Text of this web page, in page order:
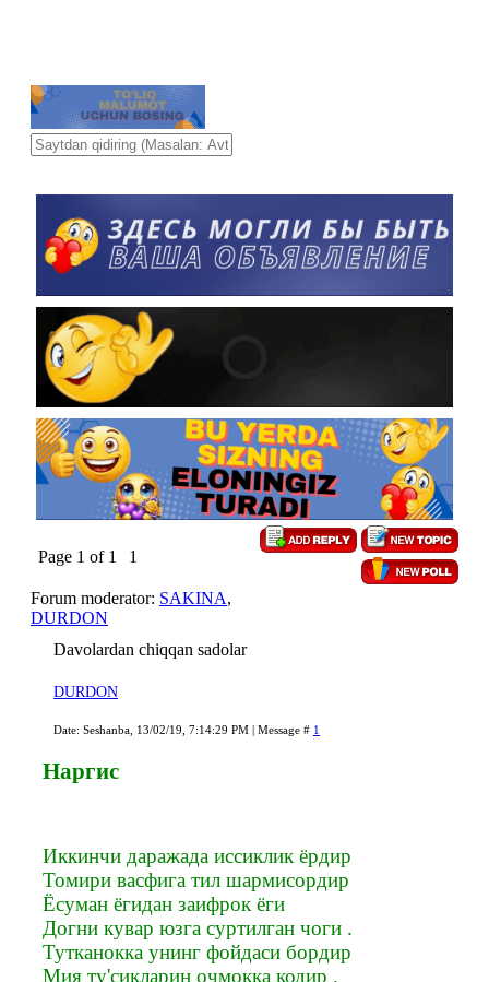
Page 1 of 1 1
Forum moderator: SAKINA,
DURDON
Davolardan chiqqan sadolar
DURDON
Date: Seshanba, 13/02/19, 7:14:29 PM | Message # 1
Наргис
Иккинчи даражада иссиклик ёрдир
Томири васфига тил шармисордир
Ёсуман ёгидан заифрок ёги
Догни кувар юзга суртилган чоги .
Тутканокка унинг фойдаси бордир
Мия ту'сикларин очмокка кодир .